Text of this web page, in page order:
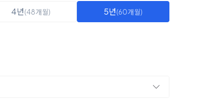
4년(48개월) 5년(60개월)